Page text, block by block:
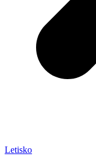
Letisko